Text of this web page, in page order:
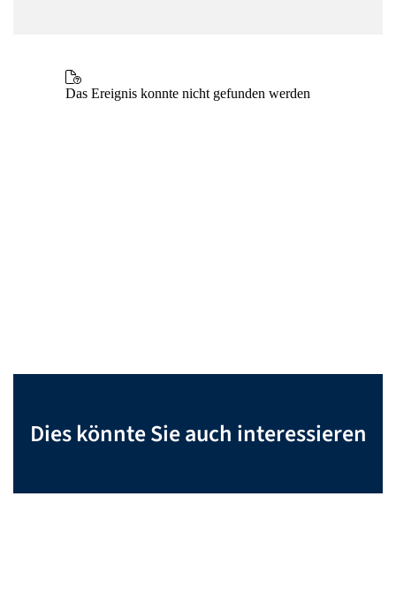
Dies könnte Sie auch interessieren